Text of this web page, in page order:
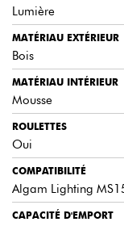
Lumière
MATÉRIAU EXTÉRIEUR
Bois
MATÉRIAU INTÉRIEUR
Mousse
ROULETTES
Oui
COMPATIBILITÉ
Algam Lighting
CAPACITÉ D'EMPORT